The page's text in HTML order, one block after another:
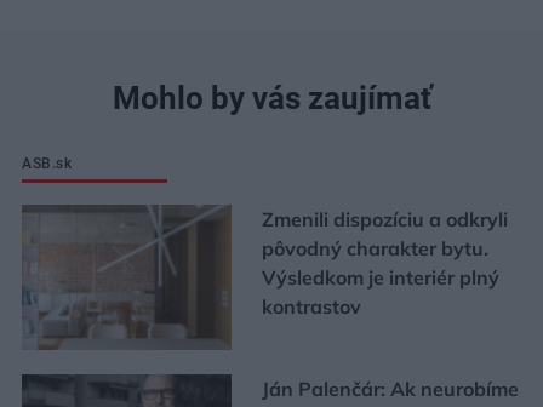
Mohlo by vás zaujímať
ASB.sk
Zmenili dispozíciu a odkryli
pôvodný charakter bytu.
Výsledkom je interiér plný
kontrastov
Ján Palenčár: Ak neurobíme